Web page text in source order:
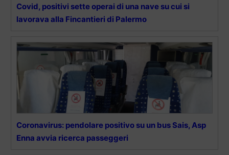
Covid, positivi sette operai di una nave su cui si
lavorava alla Fincantieri di Palermo
Coronavirus: pendolare positivo su un bus Sais, Asp
Enna avvia ricerca passeggeri